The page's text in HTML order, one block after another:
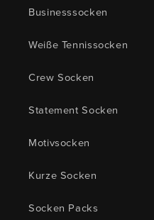
Businesssocken
Weiße Tennissocken
Crew Socken
Statement Socken
Motivsocken
Kurze Socken
Socken Packs